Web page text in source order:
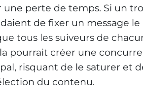
perte de temps. Si un
de fixer un message
tous les suiveurs de
pourrait créer une
risquant de le saturer et
du contenu.